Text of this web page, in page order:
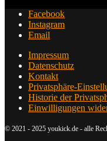
Facebook
Instagram
Email
Impressum
Datenschutz
Kontakt
Privatsphäre-
Historie der
Einwilligungen
© 2021 - 2025 youkick.de - alle